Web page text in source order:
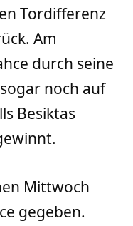
Tordifferenz
Am
durch seine
noch auf
Besiktas
Mittwoch
gegeben.